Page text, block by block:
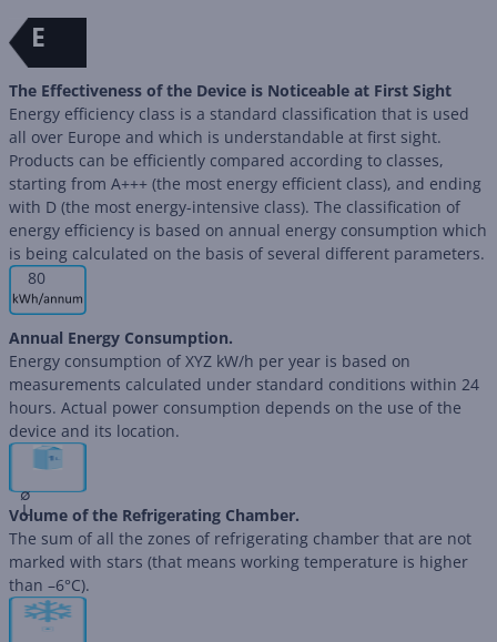
E
The Effectiveness of the Device is Noticeable at First Sight
Energy efficiency class is a standard classification that is used
all over Europe and which is understandable at first sight.
Products can be efficiently compared according to classes,
starting from A+++ (the most energy efficient class), and ending
with D (the most energy-intensive class). The classification of
energy efficiency is based on annual energy consumption which
is being calculated on the basis of several different parameters.
80
Annual Energy Consumption.
Energy consumption of XYZ kW/h per year is based on
measurements calculated under standard conditions within 24
hours. Actual power consumption depends on the use of the
device and its location.
∅
L
Volume of the Refrigerating Chamber.
The sum of all the zones of refrigerating chamber that are not
marked with stars (that means working temperature is higher
than –6°C).